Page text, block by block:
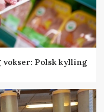
vokser: Polsk kylling